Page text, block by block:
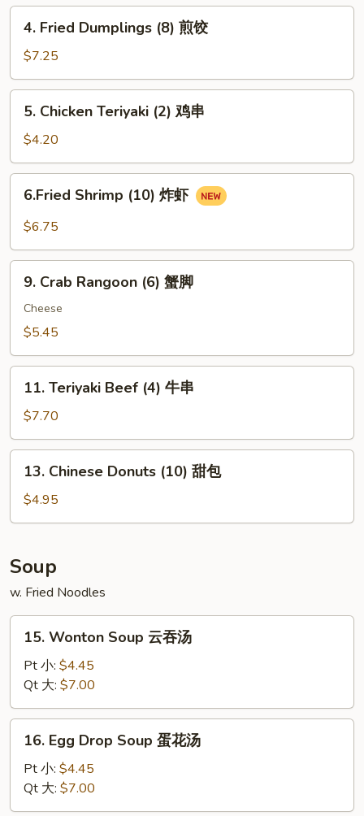
蒸
Fried
Dumplings
(8)
煎
4. Fried Dumplings (8) 煎饺
$7.25
Chicken
Teriyaki
(2)
鸡
5. Chicken Teriyaki (2) 鸡串
$4.20
Shrimp
(10)
虾
6.Fried Shrimp (10) 炸虾
$6.75
Crab
Rangoon
(6)
脚
9. Crab Rangoon (6) 蟹脚
Cheese
$5.45
Teriyaki
Beef
(4)
牛
11. Teriyaki Beef (4) 牛串
$7.70
Chinese
Donuts
(10)
包
13. Chinese Donuts (10) 甜包
$4.95
Soup
w. Fried Noodles
Wonton
Soup
吞
汤
15. Wonton Soup 云吞汤
Pt 小: $4.45
Qt 大: $7.00
Egg
Drop
Soup
蛋
16. Egg Drop Soup 蛋花汤
Pt 小: $4.45
Qt 大: $7.00